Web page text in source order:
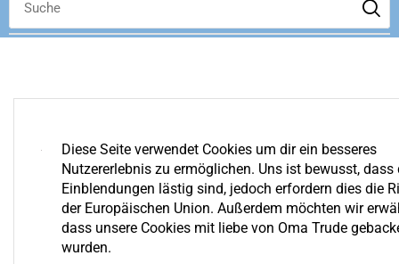
YOUR COMPARE IS EMPTY
We invite you to get acquainted with an assortment of our
shop. Surely you can find something for yourself!
Diese Seite verwendet Cookies um dir ein besseres
Nutzererlebnis zu ermöglichen. Uns ist bewusst, dass
Einblendungen lästig sind, jedoch erfordern dies die
der Europäischen Union. Außerdem möchten wir
dass unsere Cookies mit liebe von Oma Trude
wurden.